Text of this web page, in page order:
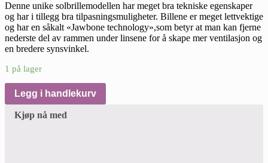
Denne unike solbrillemodellen har meget bra tekniske egenskaper
og har i tillegg bra tilpasningsmuligheter. Billene er meget lettvektige
og har en såkalt «Jawbone technology»,som betyr at man kan fjerne
nederste del av rammen under linsene for å skape mer ventilasjon og
en bredere synsvinkel.
1 på lager
Legg i handlekurv
Kjøp nå med